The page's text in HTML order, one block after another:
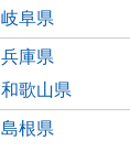
岐阜県
兵庫県
和歌山県
島根県